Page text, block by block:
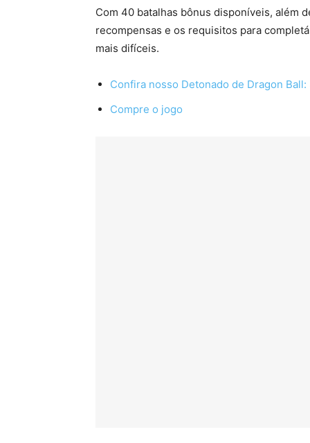
Com 40 batalhas bônus disponíveis, além
recompensas e os requisitos para
mais difíceis.
Confira nosso Detonado de Dragon
Compre o jogo